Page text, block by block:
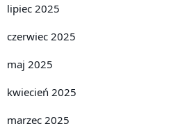
lipiec 2025
czerwiec 2025
maj 2025
kwiecień 2025
marzec 2025